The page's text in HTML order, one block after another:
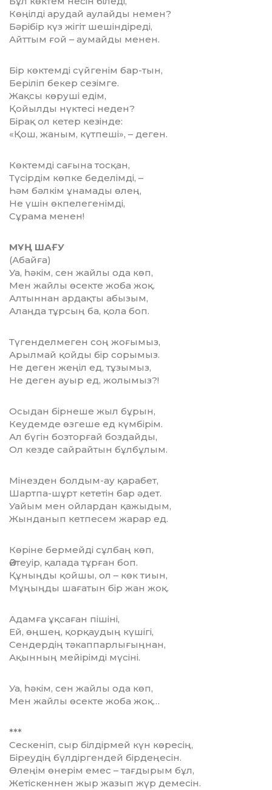
Көңілді арудай аулайды немен?
Бәрібір күз жігіт шешіндіреді,
Айттым ғой – аумайды менен.
Бір көктемді сүйгенім бар-тын,
Беріліп бекер сезімге.
Жақсы көруші едім,
Қойылды нүктесі неден?
Бірақ ол кетер кезінде:
«Қош, жаным, күтпеші», – деген.
Көктемді сағына тосқан,
Түсірдім көпке беделімді, –
Һәм бәлкім ұнамады өлең,
Не үшін өкпелегенімді,
Сұрама менен!
МҰҢ ШАҒУ
(Абайға)
Уа, һәкім, сен жайлы ода көп,
Мен жайлы өсекте жоба жоқ.
Алтыннан ардақты абызым,
Алаңда тұрсың ба, қола боп.
Түгенделмеген соң жоғымыз,
Арылмай қойды бір сорымыз.
Не деген жеңіл ед, тұзымыз,
Не деген ауыр ед, жолымыз?!
Осыдан бірнеше жыл бұрын,
Кеудемде өзгеше ед күмбірім.
Ал бүгін бозторғай боздайды,
Ол кезде сайрайтын бұлбұлым.
Мінезден болдым-ау қарабет,
Шартпа-шұрт кететін бар әдет.
Уайым мен ойлардан қажыдым,
Жынданып кетпесем жарар ед.
Көріне бермейді сұлбаң көп,
Әйтеуір, қалада тұрған боп.
Құныңды қойшы, ол – көк тиын,
Мұңыңды шағатын бір жан жоқ.
Адамға ұқсаған пішіні,
Ей, өңшең, қорқаудың күшігі,
Сендердің тәкаппарлығыңнан,
Ақынның мейірімді мүсіні.
Уа, һәкім, сен жайлы ода көп,
Мен жайлы өсекте жоба жоқ…
***
Сескеніп, сыр білдірмей күн көресің,
Біреудің бүлдіргендей бірдеңесін.
Өлеңім өнерім емес – тағдырым бұл,
Жетіскеннен жыр жазып жүр демесін.